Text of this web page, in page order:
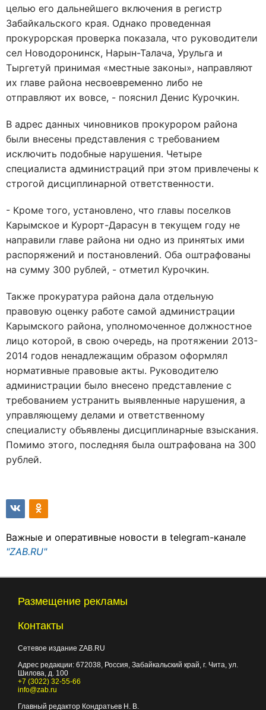
целью его дальнейшего включения в регистр
Забайкальского края. Однако проведенная
прокурорская проверка показала, что руководители
сел Новодоронинск, Нарын-Талача, Урульга и
Тыргетуй принимая «местные законы», направляют
их главе района несвоевременно либо не
отправляют их вовсе, - пояснил Денис Курочкин.
В адрес данных чиновников прокурором района
были внесены представления с требованием
исключить подобные нарушения. Четыре
специалиста администраций при этом привлечены к
строгой дисциплинарной ответственности.
- Кроме того, установлено, что главы поселков
Карымское и Курорт-Дарасун в текущем году не
направили главе района ни одно из принятых ими
распоряжений и постановлений. Оба оштрафованы
на сумму 300 рублей, - отметил Курочкин.
Также прокуратура района дала отдельную
правовую оценку работе самой администрации
Карымского района, уполномоченное должностное
лицо которой, в свою очередь, на протяжении 2013-
2014 годов ненадлежащим образом оформлял
нормативные правовые акты. Руководителю
администрации было внесено представление с
требованием устранить выявленные нарушения, а
управляющему делами и ответственному
специалисту объявлены дисциплинарные взыскания.
Помимо этого, последняя была оштрафована на 300
рублей.
Важные и оперативные новости в telegram-канале
"ZAB.RU"
Размещение рекламы
Контакты
Сетевое издание ZAB.RU
Адрес редакции: 672038, Россия, Забайкальский край, г. Чита, ул.
Шилова, д. 100
+7 (3022) 32-55-66
info@zab.ru
Главный редактор Кондратьев Н. В.